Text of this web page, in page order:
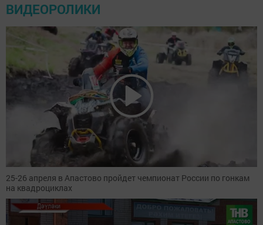
ВИДЕОРОЛИКИ
25-26 апреля в Апастово пройдет чемпионат России по гонкам
на квадроциклах